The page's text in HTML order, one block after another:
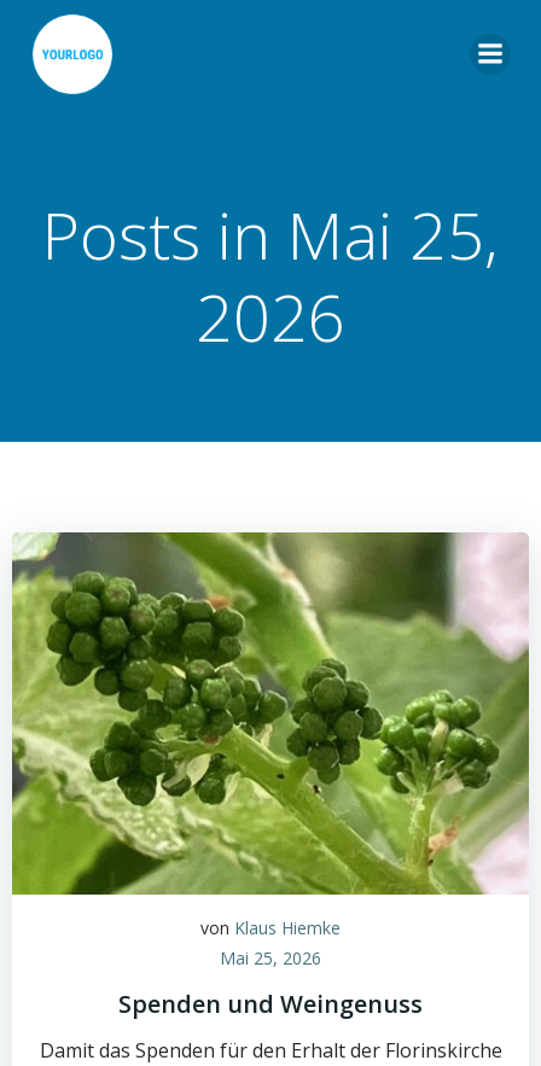
Posts in Mai 25,
2026
von Klaus Hiemke
Mai 25, 2026
Spenden und Weingenuss
Damit das Spenden für den Erhalt der Florinskirche